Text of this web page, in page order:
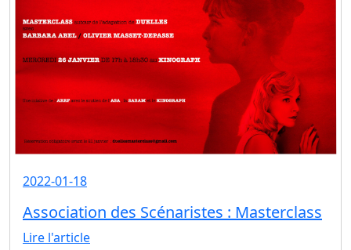
2022-01-18
Association des Scénaristes : Masterclass
Lire l'article